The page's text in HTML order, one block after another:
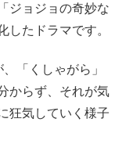
ジョジョの奇妙な
したドラマです。
「くしゃがら」
からず、それが気
狂気していく様子